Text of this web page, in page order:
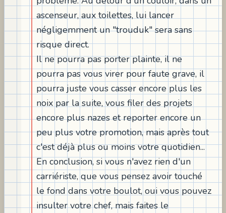
ascenseur, aux toilettes, lui lancer
négligemment un "trouduk" sera sans
risque direct.
Il ne pourra pas porter plainte, il ne
pourra pas vous virer pour faute grave, il
pourra juste vous casser encore plus les
noix par la suite, vous filer des projets
encore plus nazes et reporter encore un
peu plus votre promotion, mais après tout
c'est déjà plus ou moins votre quotidien...
En conclusion, si vous n'avez rien d'un
carriériste, que vous pensez avoir touché
le fond dans votre boulot, oui vous pouvez
insulter votre chef, mais faites le